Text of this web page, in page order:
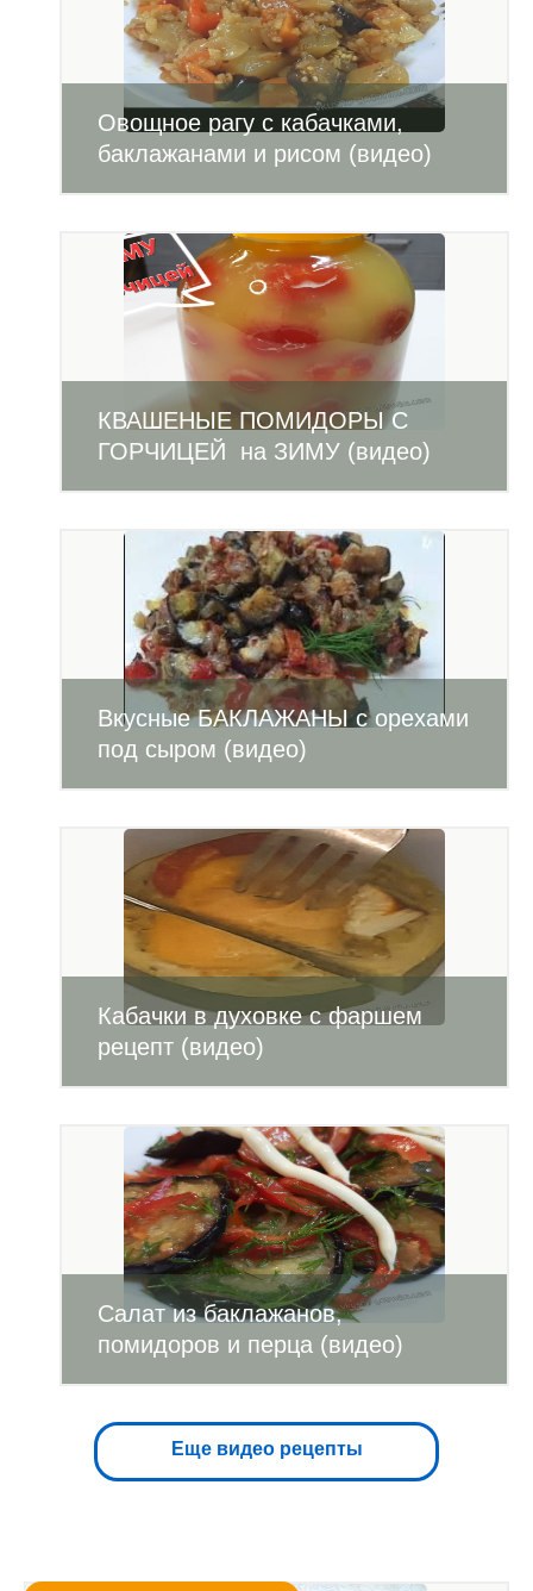
Овощное рагу с кабачками,
баклажанами и рисом (видео)
КВАШЕНЫЕ ПОМИДОРЫ С
ГОРЧИЦЕЙ на ЗИМУ (видео)
Вкусные БАКЛАЖАНЫ с орехами
под сыром (видео)
Кабачки в духовке с фаршем
рецепт (видео)
Салат из баклажанов,
помидоров и перца (видео)
Еще видео рецепты